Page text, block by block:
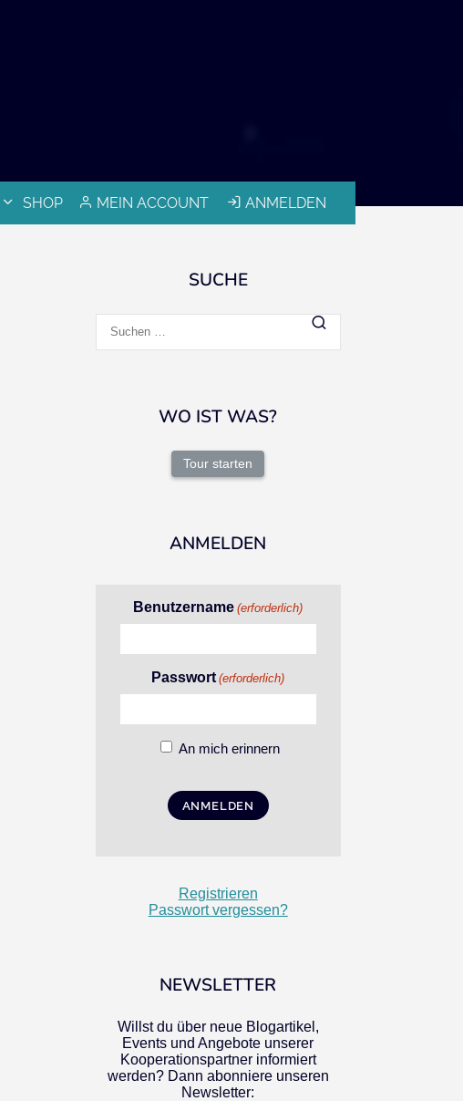
MEIN ACCOUNT ANMELDEN
SHOP
SUCHE
nach:
WO IST WAS?
Tour starten
ANMELDEN
Benutzername (erforderlich)
Passwort (erforderlich)
An mich erinnern
Registrieren
Passwort vergessen?
NEWSLETTER
Willst du über neue Blogartikel,
Events und Angebote unserer
Kooperationspartner informiert
werden? Dann abonniere unseren
Newsletter: